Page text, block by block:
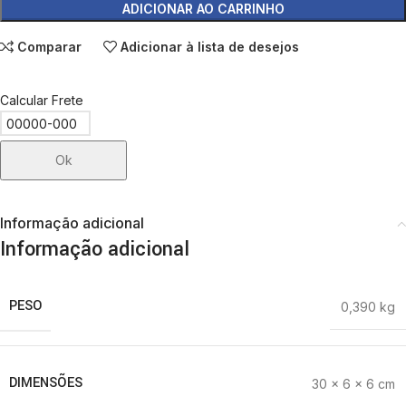
ADICIONAR AO CARRINHO
Comparar Adicionar à lista de desejos
Calcular Frete
Ok
Informação adicional
Informação adicional
PESO 0,390 kg
DIMENSÕES 30 × 6 × 6 cm